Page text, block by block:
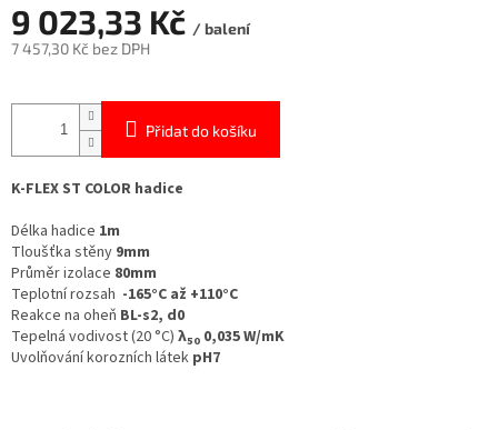
9 023,33 Kč / balení
7 457,30 Kč bez DPH
cena:
Přidat do košíku
K-FLEX ST COLOR hadice
Délka hadice 1m
Tloušťka stěny 9mm
Průměr izolace 80mm
Teplotní rozsah -165°C až +110°C
Reakce na oheň BL-s2, d0
Tepelná vodivost (20 °C) λ50 0,035 W/mK
Uvolňování korozních látek pH7